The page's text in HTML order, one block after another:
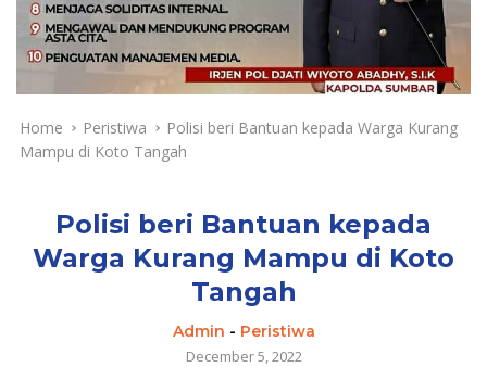
y
a
a
n
T
k
n
Home Peristiwa
Polisi beri Bantuan kepada Warga Kurang
Mampu di Koto Tangah
Polisi beri Bantuan kepada
Warga Kurang Mampu di Koto
Tangah
Admin - Peristiwa
December 5, 2022